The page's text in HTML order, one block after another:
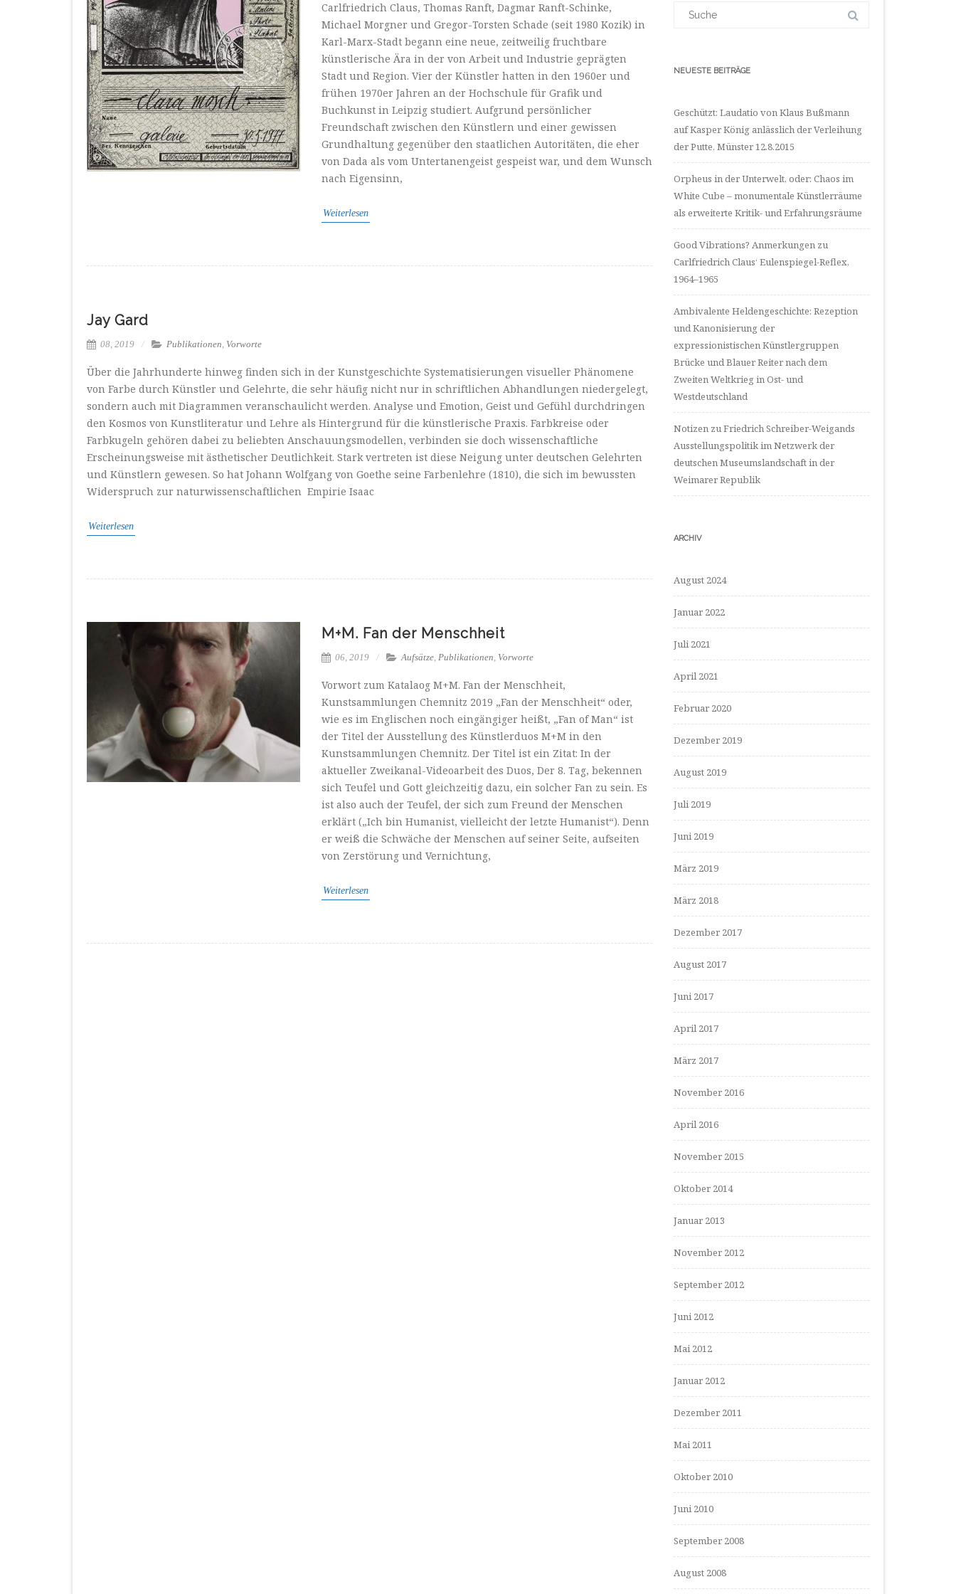
Carlfriedrich Claus, Thomas Ranft, Dagmar Ranft-Schinke,
Michael Morgner und Gregor-Torsten Schade (seit 1980 Kozik) in
Karl-Marx-Stadt begann eine neue, zeitweilig fruchtbare
künstlerische Ära in der von Arbeit und Industrie geprägten
Stadt und Region. Vier der Künstler hatten in den 1960er und
frühen 1970er Jahren an der Hochschule für Grafik und
Buchkunst in Leipzig studiert. Aufgrund persönlicher
Freundschaft zwischen den Künstlern und einer gewissen
Grundhaltung gegenüber den staatlichen Autoritäten, die eher
von Dada als vom Untertanengeist gespeist war, und dem Wunsch
nach Eigensinn,
Weiterlesen
Jay Gard
08, 2019 Publikationen, Vorworte
Über die Jahrhunderte hinweg finden sich in der Kunstgeschichte Systematisierungen visueller Phänomene
von Farbe durch Künstler und Gelehrte, die sehr häufig nicht nur in schriftlichen Abhandlungen niedergelegt,
sondern auch mit Diagrammen veranschaulicht werden. Analyse und Emotion, Geist und Gefühl durchdringen
den Kosmos von Kunstliteratur und Lehre als Hintergrund für die künstlerische Praxis. Farbkreise oder
Farbkugeln gehören dabei zu beliebten Anschauungsmodellen, verbinden sie doch wissenschaftliche
Erscheinungsweise mit ästhetischer Deutlichkeit. Stark vertreten ist diese Neigung unter deutschen Gelehrten
und Künstlern gewesen. So hat Johann Wolfgang von Goethe seine Farbenlehre (1810), die sich im bewussten
Widerspruch zur naturwissenschaftlichen Empirie Isaac
Weiterlesen
M+M. Fan der Menschheit
06, 2019 Aufsätze, Publikationen, Vorworte
Vorwort zum Katalaog M+M. Fan der Menschheit,
Kunstsammlungen Chemnitz 2019 „Fan der Menschheit“ oder,
wie es im Englischen noch eingängiger heißt, „Fan of Man“ ist
der Titel der Ausstellung des Künstlerduos M+M in den
Kunstsammlungen Chemnitz. Der Titel ist ein Zitat: In der
aktueller Zweikanal-Videoarbeit des Duos, Der 8. Tag, bekennen
sich Teufel und Gott gleichzeitig dazu, ein solcher Fan zu sein. Es
ist also auch der Teufel, der sich zum Freund der Menschen
erklärt („Ich bin Humanist, vielleicht der letzte Humanist“). Denn
er weiß die Schwäche der Menschen auf seiner Seite, aufseiten
von Zerstörung und Vernichtung,
Weiterlesen
für:
NEUESTE BEITRÄGE
Geschützt: Laudatio von Klaus Bußmann
auf Kasper König anlässlich der Verleihung
der Putte, Münster 12.8.2015
Orpheus in der Unterwelt, oder: Chaos im
White Cube – monumentale Künstlerräume
als erweiterte Kritik- und Erfahrungsräume
Good Vibrations? Anmerkungen zu
Carlfriedrich Claus‘ Eulenspiegel-Reflex,
1964–1965
Ambivalente Heldengeschichte: Rezeption
und Kanonisierung der
expressionistischen Künstlergruppen
Brücke und Blauer Reiter nach dem
Zweiten Weltkrieg in Ost- und
Westdeutschland
Notizen zu Friedrich Schreiber-Weigands
Ausstellungspolitik im Netzwerk der
deutschen Museumslandschaft in der
Weimarer Republik
ARCHIV
August 2024
Januar 2022
Juli 2021
April 2021
Februar 2020
Dezember 2019
August 2019
Juli 2019
Juni 2019
März 2019
März 2018
Dezember 2017
August 2017
Juni 2017
April 2017
März 2017
November 2016
April 2016
November 2015
Oktober 2014
Januar 2013
November 2012
September 2012
Juni 2012
Mai 2012
Januar 2012
Dezember 2011
Mai 2011
Oktober 2010
Juni 2010
September 2008
August 2008